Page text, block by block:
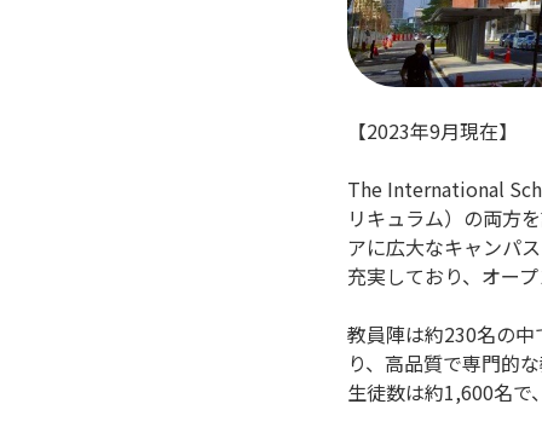
【2023年9月現在】
The International
リキュラム）の両方
アに広大なキャンパ
充実しており、オー
教員陣は約230名の
り、高品質で専門的
生徒数は約1,600名で